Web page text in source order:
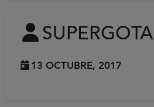
SUPERGOTA
13 OCTUBRE, 2017